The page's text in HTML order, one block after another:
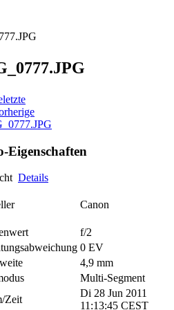
letzte
Eigenschaften
Details
Canon
f/2
0 EV
4,9 mm
Multi-Segment
Zeit
Di 28 Jun 2011
11:13:45 CEST